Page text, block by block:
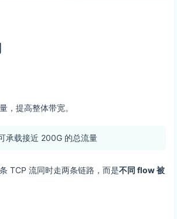
，提高整体带宽。
承载接近 200G 的总流量
TCP 流同时走两条链路，而是不同 flow 被